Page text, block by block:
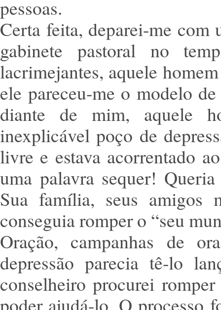
pessoas.
Certa feita, deparei-me com
gabinete pastoral no
lacrimejantes, aquele
ele pareceu-me o modelo
diante de mim, aquele
inexplicável poço de
livre e estava acorrentado
uma palavra sequer!
Sua família, seus amigos
conseguia romper o “seu
Oração, campanhas de
depressão parecia tê-lo
conselheiro procurei